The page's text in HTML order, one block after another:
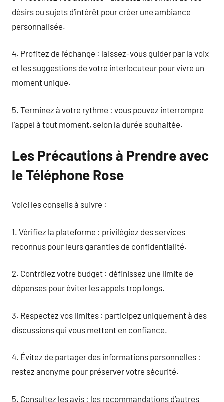
désirs ou sujets d’intérêt pour créer une ambiance
personnalisée.
4. Profitez de l’échange : laissez-vous guider par la voix
et les suggestions de votre interlocuteur pour vivre un
moment unique.
5. Terminez à votre rythme : vous pouvez interrompre
l’appel à tout moment, selon la durée souhaitée.
Les Précautions à Prendre avec
le Téléphone Rose
Voici les conseils à suivre :
1. Vérifiez la plateforme : privilégiez des services
reconnus pour leurs garanties de confidentialité.
2. Contrôlez votre budget : définissez une limite de
dépenses pour éviter les appels trop longs.
3. Respectez vos limites : participez uniquement à des
discussions qui vous mettent en confiance.
4. Évitez de partager des informations personnelles :
restez anonyme pour préserver votre sécurité.
5. Consultez les avis : les recommandations d’autres